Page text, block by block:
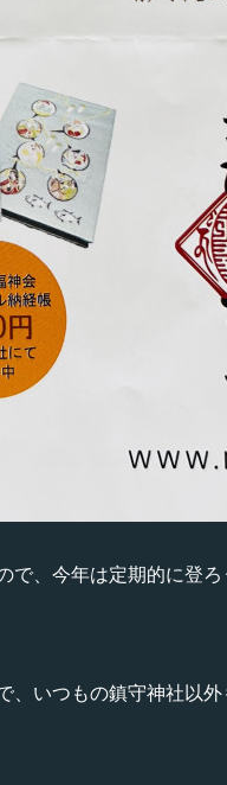
、今年は定期的に登
、いつもの鎮守神社以